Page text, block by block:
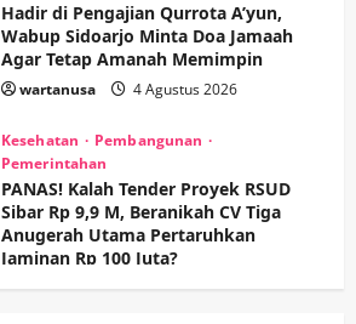
Hadir di Pengajian Qurrota A’yun,
Wabup Sidoarjo Minta Doa Jamaah
Agar Tetap Amanah Memimpin
wartanusa 4 Agustus 2026
Kesehatan
Pembangunan
Pemerintahan
PANAS! Kalah Tender Proyek RSUD
Sibar Rp 9,9 M, Beranikah CV Tiga
Anugerah Utama Pertaruhkan
Jaminan Rp 100 Juta?
wartanusa 5 Agustus 2026